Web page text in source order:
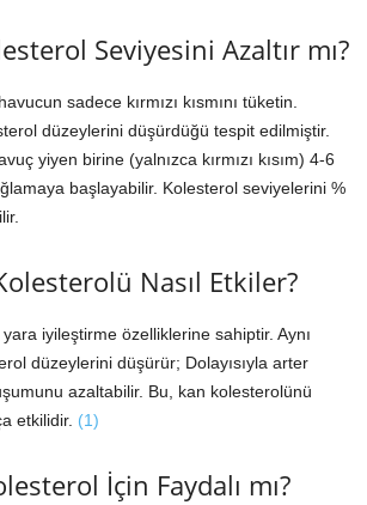
Seviyesini Azaltır mı?
sadece kırmızı kısmını tüketin.
düzeylerini düşürdüğü tespit edilmiştir.
yiyen birine (yalnızca kırmızı kısım) 4-6
başlayabilir. Kolesterol seviyelerini %
Nasıl Etkiler?
iyileştirme özelliklerine sahiptir. Aynı
düzeylerini düşürür; Dolayısıyla arter
azaltabilir. Bu, kan kolesterolünü
etkilidir. (1)
İçin Faydalı mı?